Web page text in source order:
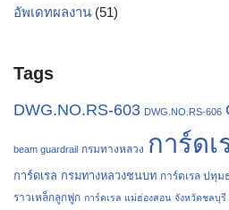
อัพเดทผลงาน (51)
Tags
DWG.NO.RS-603 DWG.NO.RS-606
beam guardrail กรมทางหลวง การ์ดเ
การ์ดเรล กรมทางหลวงชนบท การ์ดเรล ปทุม
ราวเหล็กลูกฟูก การ์ดเรล แม่ฮ่องสอน จังหวัดชลบุรี